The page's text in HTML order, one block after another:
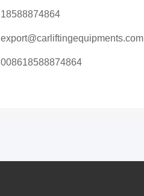
18588874864
export@carliftingequipments.com
008618588874864